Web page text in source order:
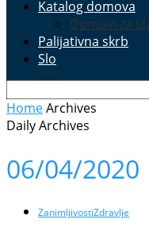
Katalog domova
Domovi za
Palijativna skrb
Slo
HomeArchives
Daily Archives
06/04/2020
ZanimljivostiZdravlje